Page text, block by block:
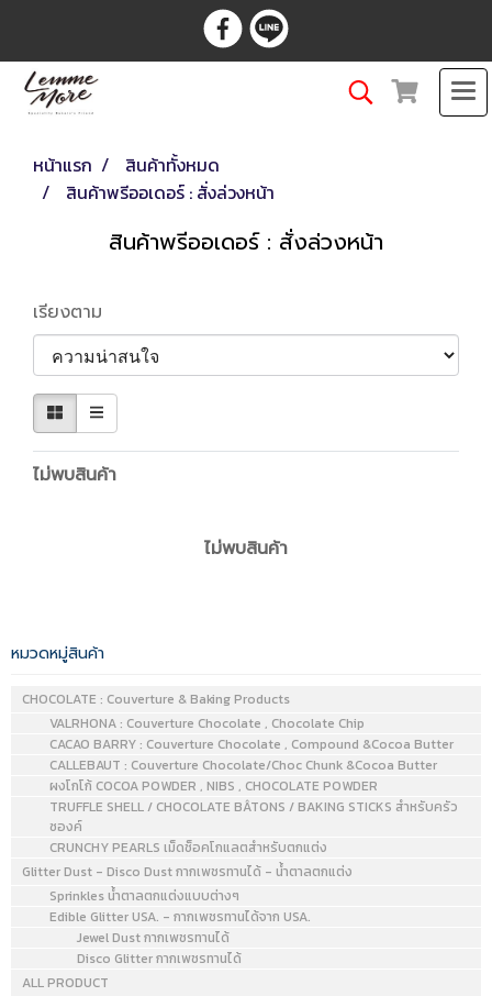
หน้าแรก
สินค้าทั้งหมด
สินค้าพรีออเดอร์ : สั่งล่วงหน้า
สินค้าพรีออเดอร์ : สั่งล่วงหน้า
เรียงตาม
ไม่พบสินค้า
ไม่พบสินค้า
หมวดหมู่สินค้า
CHOCOLATE : Couverture & Baking Products
VALRHONA : Couverture Chocolate , Chocolate Chip
CACAO BARRY : Couverture Chocolate , Compound &Cocoa Butter
CALLEBAUT : Couverture Chocolate/Choc Chunk &Cocoa Butter
ผงโกโก้ COCOA POWDER , NIBS , CHOCOLATE POWDER
TRUFFLE SHELL / CHOCOLATE BÂTONS / BAKING STICKS สำหรับครัว
ซองค์
CRUNCHY PEARLS เม็ดช็อคโกแลตสำหรับตกแต่ง
Glitter Dust - Disco Dust กากเพชรทานได้ - น้ำตาลตกแต่ง
Sprinkles น้ำตาลตกแต่งแบบต่างๆ
Edible Glitter USA. - กากเพชรทานได้จาก USA.
Jewel Dust กากเพชรทานได้
Disco Glitter กากเพชรทานได้
ALL PRODUCT